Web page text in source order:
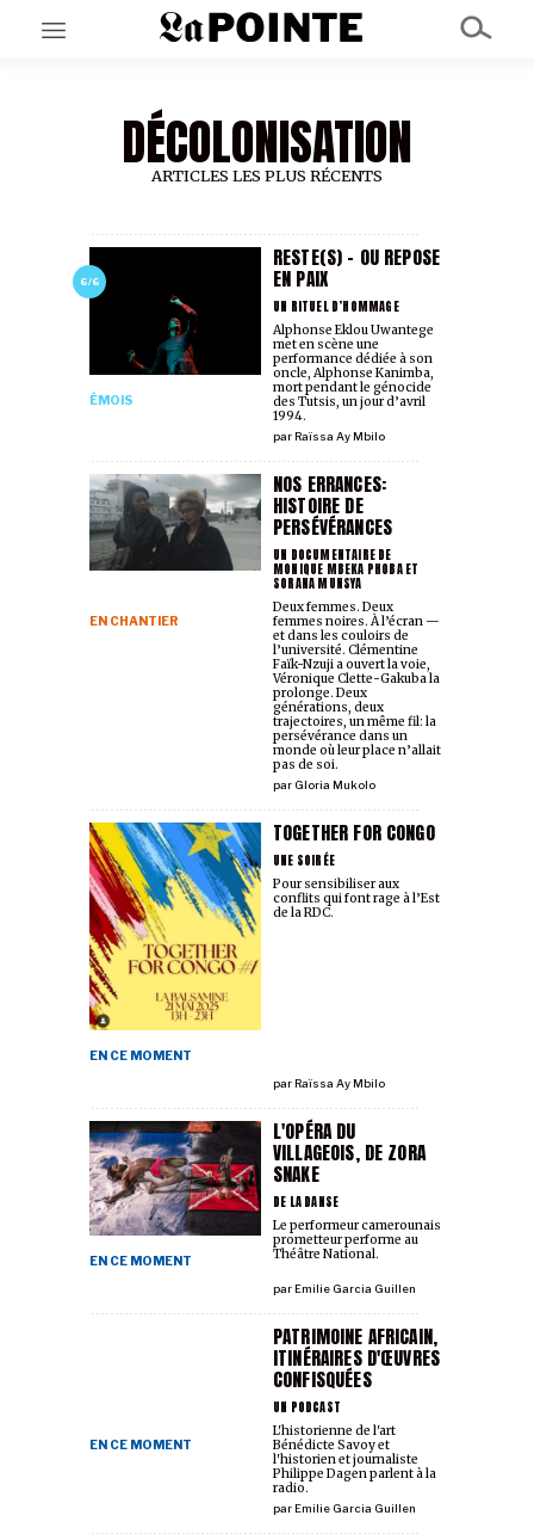
EN CE MOMENT
GRAND ANGLE
AU LARGE
À PROPOS
NOS PARTENAIRES
SOUTENEZ NOUS
DÉCOLONISATION
ARTICLES LES PLUS RÉCENTS
6/6
RESTE(S) - OU REPOSE
EN PAIX
UN RITUEL D’HOMMAGE
ÉMOIS
parRaïssa Ay Mbilo
Alphonse Eklou Uwantege
met en scène une
performance dédiée à son
oncle, Alphonse Kanimba,
mort pendant le génocide
des Tutsis, un jour d’avril
1994.
NOS ERRANCES:
HISTOIRE DE
PERSÉVÉRANCES
UN DOCUMENTAIRE DE
MONIQUE MBEKA PHOBA ET
SORANA MUNSYA
EN CHANTIER
par Gloria Mukolo
Deux femmes. Deux
femmes noires. À l’écran —
et dans les couloirs de
l’université. Clémentine
Faïk-Nzuji a ouvert la voie,
Véronique Clette-Gakuba la
prolonge. Deux
générations, deux
trajectoires, un même fil: la
persévérance dans un
monde où leur place n’allait
pas de soi.
TOGETHER FOR CONGO
UNE SOIRÉE
EN CE MOMENT
parRaïssa Ay Mbilo
Pour sensibiliser aux
conflits qui font rage à l’Est
de la RDC.
L'OPÉRA DU
VILLAGEOIS, DE ZORA
SNAKE
DE LA DANSE
EN CE MOMENT
parEmilie Garcia Guillen
Le performeur camerounais
prometteur performe au
Théâtre National.
PATRIMOINE AFRICAIN,
ITINÉRAIRES D'ŒUVRES
CONFISQUÉES
UN PODCAST
EN CE MOMENT
parEmilie Garcia Guillen
L'historienne de l'art
Bénédicte Savoy et
l'historien et journaliste
Philippe Dagen parlent à la
radio.